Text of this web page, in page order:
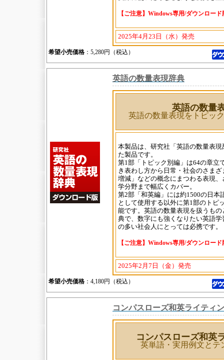
【ご注意】Windows専用/ダウンロード
2025年4月23日（水）発売
希望小売価格 ：5,280円（税込）
英語の数量表現辞典
英語の数量
英語の数量表現をトピッ
本製品は、研究社「英語の数量表
た製品です。
第1部「トピック別編」は64の章立
き表わし方から日常・社会のさま
増減」などの概念にまつわる表現
学分野まで幅広くカバー。
第2部「和英編」には約1500の日本
として使用する以外に第1部のトピ
能です。英語の数量表現を扱うも
典で、数字にも強くなりたい英語
の多い社会人にとっては必携です。
【ご注意】Windows専用/ダウンロード
2025年2月7日（金）発売
希望小売価格 ：4,180円（税込）
コンパスローズ和英ライティ
コンパスローズ和英
英単語・実用例文とテ